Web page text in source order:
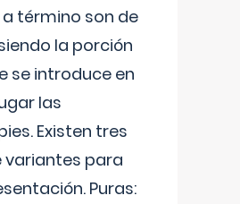
término son de
la porción
se introduce en
las
Existen tres
variantes para
Puras: